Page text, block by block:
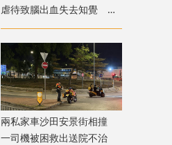
虐待致腦出血失去知覺 警
方拘兩名外傭
兩私家車沙田安景街相撞
一司機被困救出送院不治